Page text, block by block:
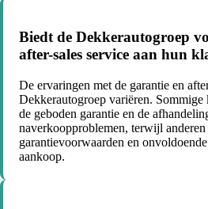
Biedt de Dekkerautogroep
after-sales service aan hun
De ervaringen met de garantie en
Dekkerautogroep variëren.
de geboden garantie en de
naverkoopproblemen, terwijl
garantievoorwaarden en
aankoop.